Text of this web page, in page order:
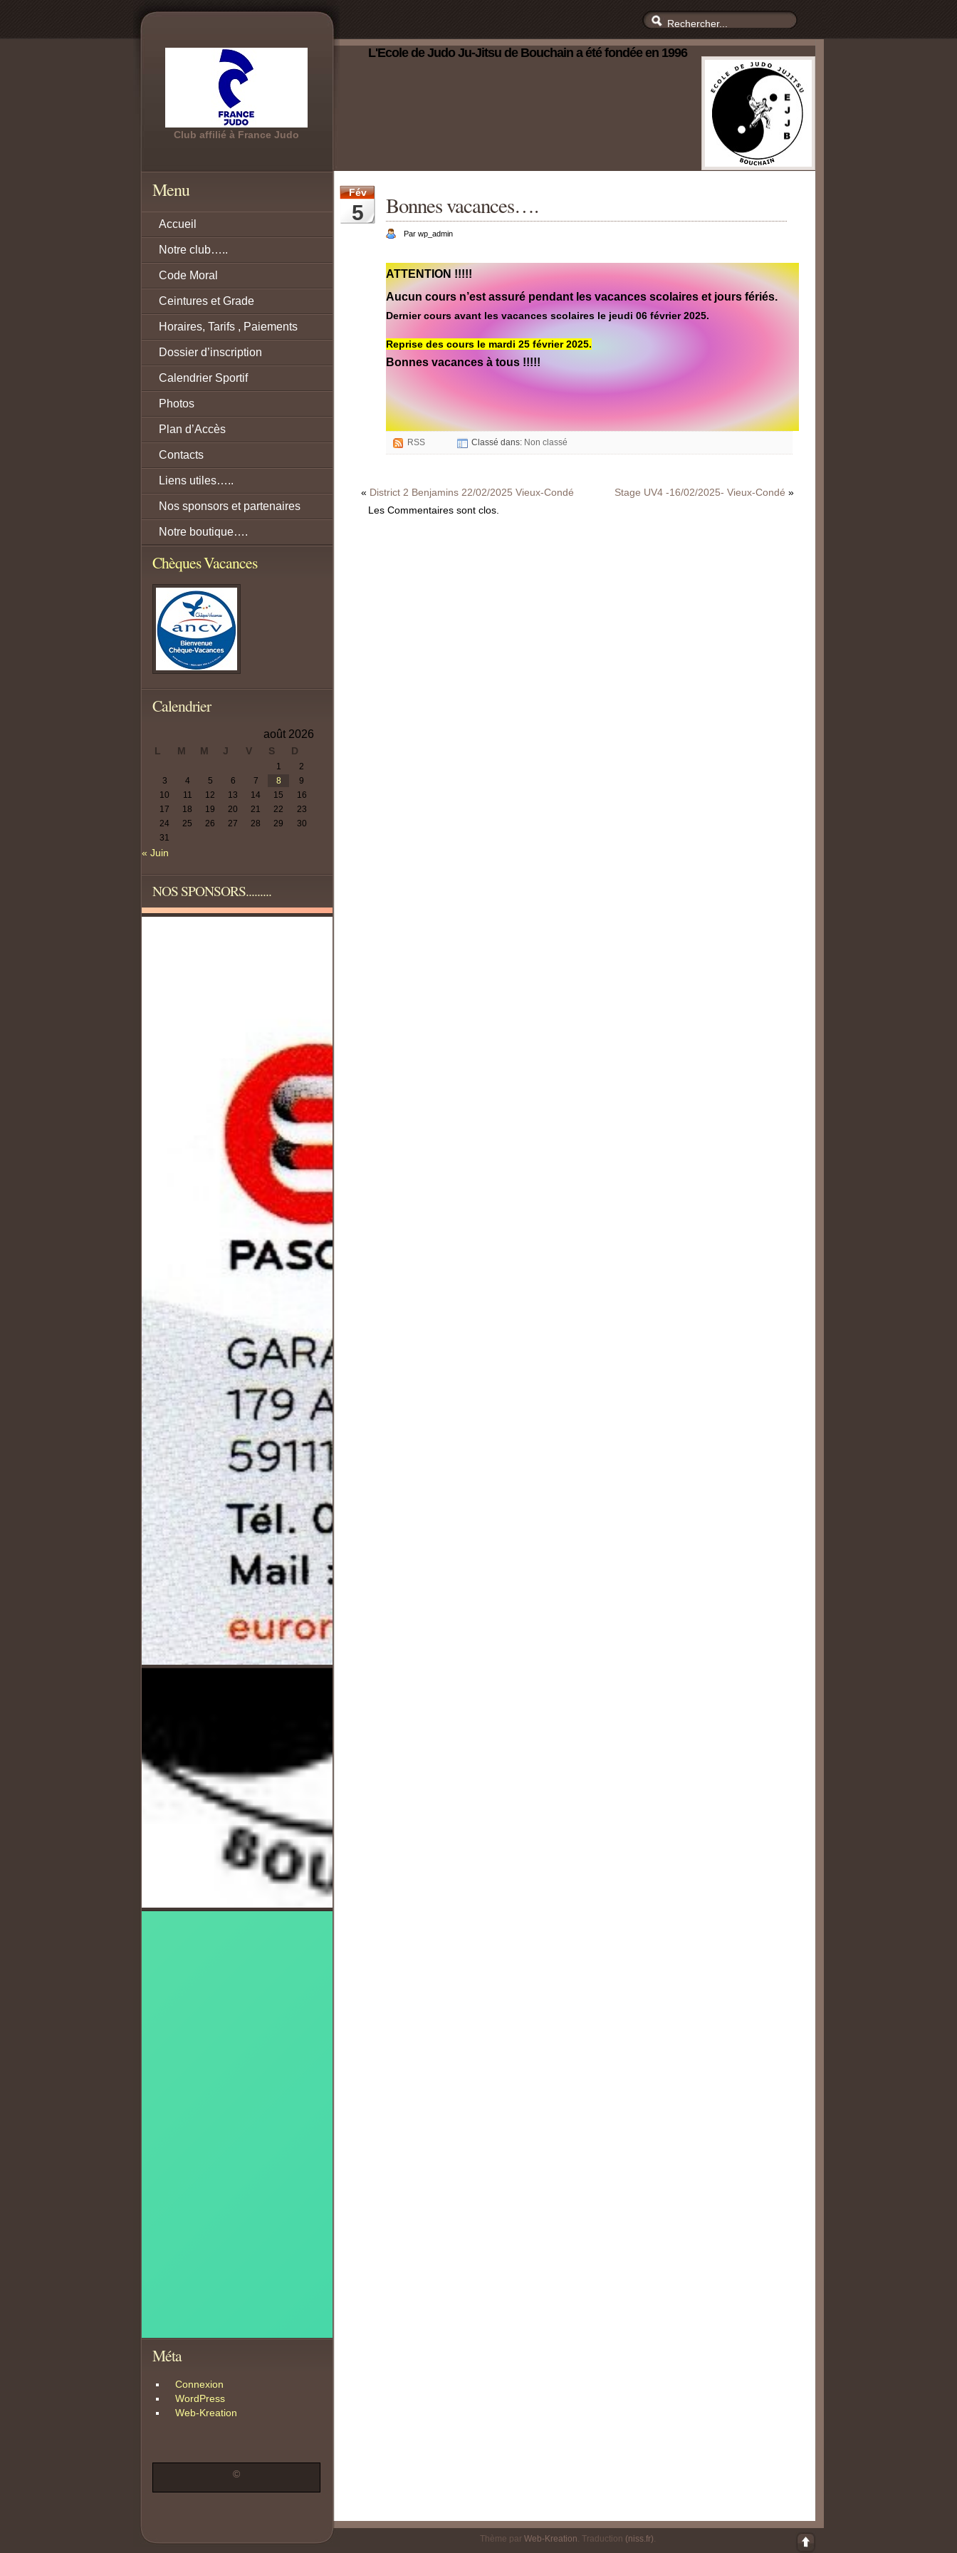
Club affilié à France Judo
Menu
Accueil
Notre club…..
Code Moral
Ceintures et Grade
Horaires, Tarifs , Paiements
Dossier d’inscription
Calendrier Sportif
Photos
Plan d’Accès
Contacts
Liens utiles…..
Nos sponsors et partenaires
Notre boutique….
Chèques Vacances
Calendrier
août 2026
L M M J V S D
1
2
3
4 5 6 7 8
9
10
11 12 13 14 15
16
17
18 19 20 21 22
23
24
25 26 27 28 29
30
31
« Juin
NOS SPONSORS.........
Méta
Connexion
WordPress
Web-Kreation
©
L'Ecole de Judo Ju-Jitsu de Bouchain a été fondée en 1996
Fév
5 Bonnes vacances….
Par wp_admin
ATTENTION !!!!!
Aucun cours n’est assuré pendant les vacances scolaires et jours fériés.
Dernier cours avant les vacances scolaires le jeudi 06 février 2025.
Reprise des cours le mardi 25 février 2025.
Bonnes vacances à tous !!!!!
RSS Classé dans: Non classé
Stage UV4 -16/02/2025- Vieux-Condé »
« District 2 Benjamins 22/02/2025 Vieux-Condé
Les Commentaires sont clos.
Thème par Web-Kreation . Traduction (niss.fr)